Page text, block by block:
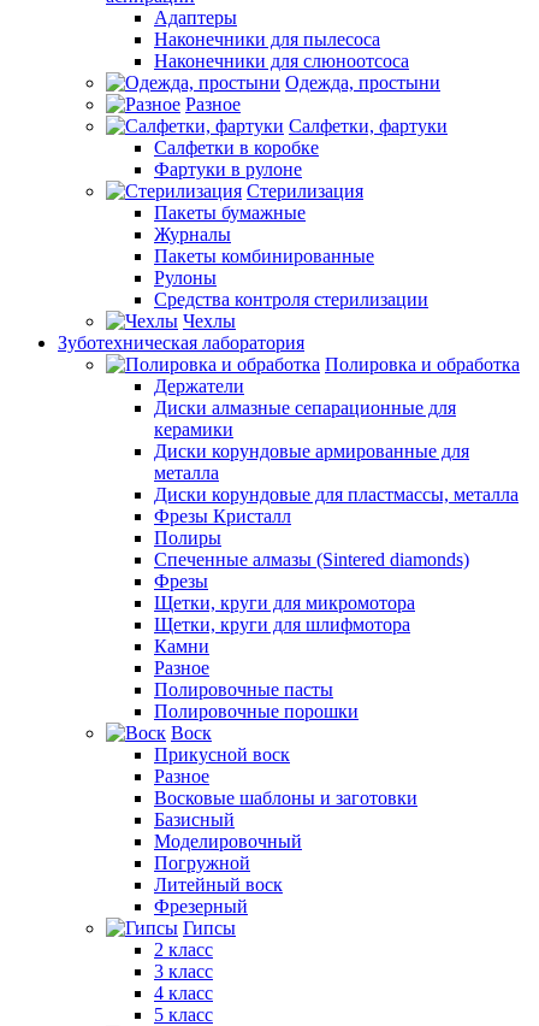
Адаптеры
Наконечники для пылесоса
Наконечники для слюноотсоса
Одежда, простыни
Разное
Салфетки, фартуки
Салфетки в коробке
Фартуки в рулоне
Стерилизация
Пакеты бумажные
Журналы
Пакеты комбинированные
Рулоны
Средства контроля стерилизации
Чехлы
Зуботехническая лаборатория
Полировка и обработка
Держатели
Диски алмазные сепарационные для
керамики
Диски корундовые армированные для
металла
Диски корундовые для пластмассы, металла
Фрезы Кристалл
Полиры
Спеченные алмазы (Sintered diamonds)
Фрезы
Щетки, круги для микромотора
Щетки, круги для шлифмотора
Камни
Разное
Полировочные пасты
Полировочные порошки
Воск
Прикусной воск
Разное
Восковые шаблоны и заготовки
Базисный
Моделировочный
Погружной
Литейный воск
Фрезерный
Гипсы
2 класс
3 класс
4 класс
5 класс